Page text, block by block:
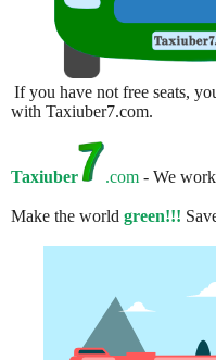
If you have not free seats,
with Taxiuber7.com.
Taxiuber .com - We work
Make the world green!!!